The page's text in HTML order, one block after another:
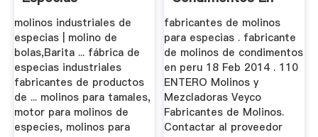
molinos industriales de
especias | molino de
bolas,Barita ... fábrica de
especias industriales
fabricantes de productos
de ... molinos para tamales,
motor para molinos de
especies, molinos para
Peru
fabricantes de molinos
para especias . fabricante
de molinos de condimentos
en peru 18 Feb 2014 . 110
ENTERO Molinos y
Mezcladoras Veyco
Fabricantes de Molinos.
Contactar al proveedor